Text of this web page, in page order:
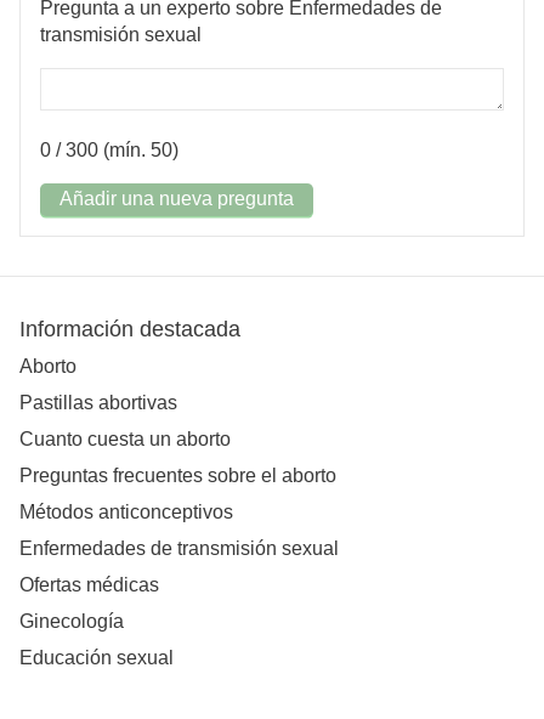
Pregunta a un experto sobre Enfermedades de
transmisión sexual
0 / 300 (mín. 50)
Añadir una nueva pregunta
Información destacada
Aborto
Pastillas abortivas
Cuanto cuesta un aborto
Preguntas frecuentes sobre el aborto
Métodos anticonceptivos
Enfermedades de transmisión sexual
Ofertas médicas
Ginecología
Educación sexual